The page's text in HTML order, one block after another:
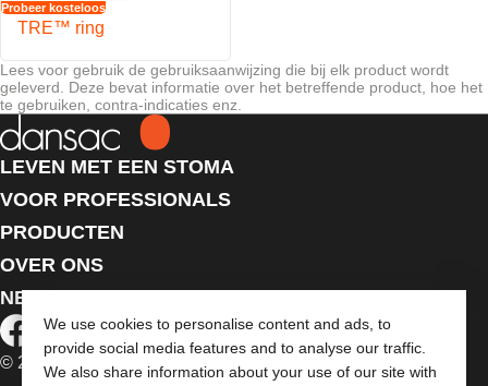
We use cookies to personalise content and ads, to
provide social media features and to analyse our traffic.
We also share information about your use of our site with
Probeer kosteloos
TRE™ ring
Lees voor gebruik de gebruiksaanwijzing die bij elk product wordt
geleverd. Deze bevat informatie over het betreffende product, hoe het
te gebruiken, contra-indicaties enz.
LEVEN MET EEN STOMA
VOOR PROFESSIONALS
PRODUCTEN
OVER ONS
NEEM CONTACT MET ONS OP
© 2026 Dansac A/S. Alle rechten voorbehouden.